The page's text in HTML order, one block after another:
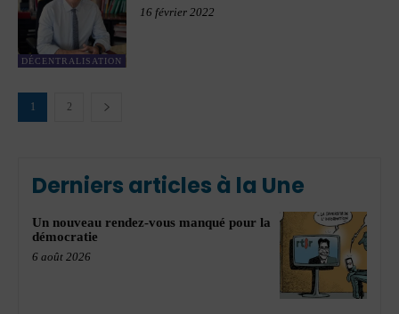
DÉCENTRALISATION
16 février 2022
1 2
Derniers articles à la Une
Un nouveau rendez-vous manqué pour la
démocratie
6 août 2026